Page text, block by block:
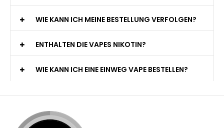
WIE KANN ICH MEINE BESTELLUNG VERFOLGEN?
ENTHALTEN DIE VAPES NIKOTIN?
WIE KANN ICH EINE EINWEG VAPE BESTELLEN?